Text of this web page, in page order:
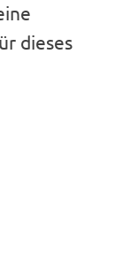
dieses